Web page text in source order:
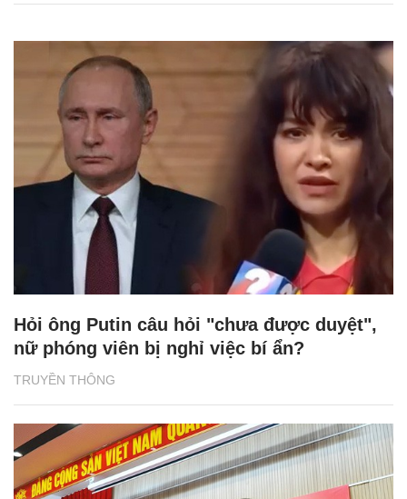
TRUYỀN THÔNG
Hỏi ông Putin câu hỏi "chưa được duyệt",
nữ phóng viên bị nghỉ việc bí ẩn?